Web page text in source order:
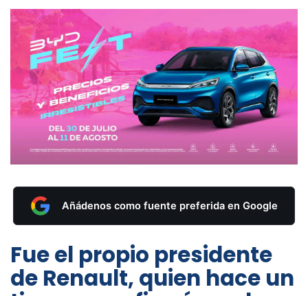
Añádenos como fuente preferida en Google
Fue el propio presidente
de Renault, quien hace un